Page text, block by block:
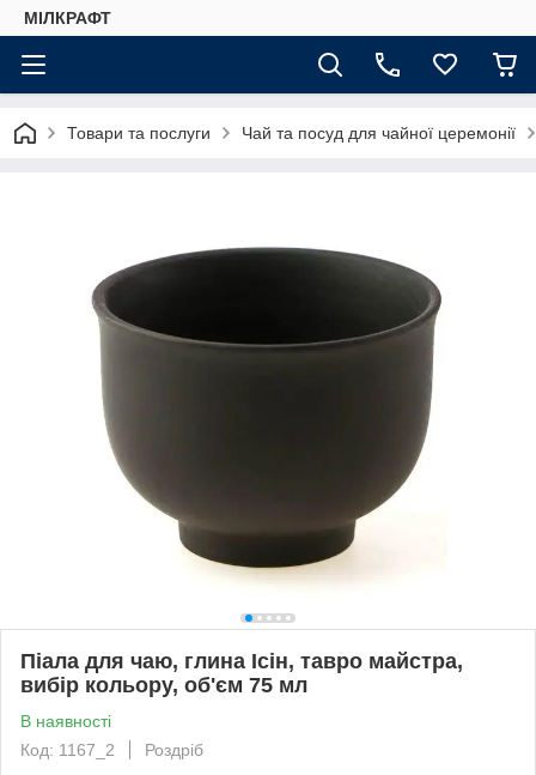
МІЛКРАФТ
Товари та послуги Чай та посуд для чайної церемонії
Піала для чаю, глина Ісін, тавро майстра,
вибір кольору, об'єм 75 мл
В наявності
Код: 1167_2
Роздріб